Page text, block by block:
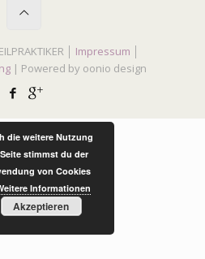
│ Impressum
| Powered by oonio design
die weitere Nutzung
stimmst du der
von Cookies
Informationen
Akzeptieren